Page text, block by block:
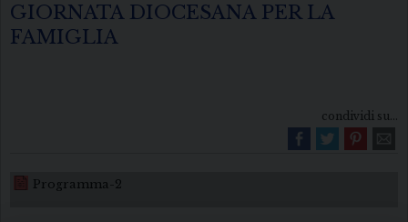
GIORNATA DIOCESANA PER LA
FAMIGLIA
condividi su...
Programma-2